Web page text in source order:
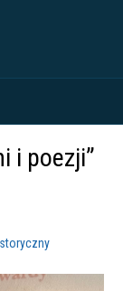
i poezji”